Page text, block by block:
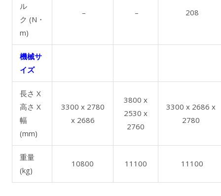
ル
ク (N・
m)
– – 208
機械サ
イズ
長さ X
高さ X
幅
(mm)
3300 x 2780
x 2686
3800 x
2530 x
2760
3300 x 2686 x
2780
重量
(kg)
10800 11100 11100